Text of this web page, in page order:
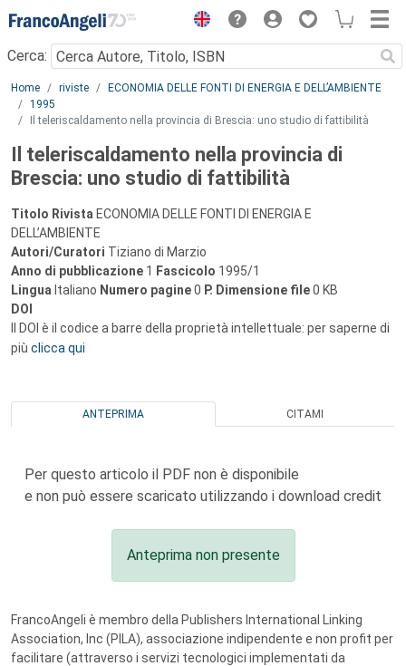
Menu
Cerca:
Main content
Home riviste
ECONOMIA DELLE FONTI DI ENERGIA E DELL’AMBIENTE
1995
Il teleriscaldamento nella provincia di Brescia: uno studio di fattibilità
Il teleriscaldamento nella provincia di
Brescia: uno studio di fattibilità
Titolo Rivista ECONOMIA DELLE FONTI DI ENERGIA E
DELL’AMBIENTE
Autori/Curatori Tiziano di Marzio
Anno di pubblicazione 1 Fascicolo 1995/1
Lingua Italiano Numero pagine0 P. Dimensione file0 KB
DOI
Il DOI è il codice a barre della proprietà intellettuale: per saperne di
più clicca qui
ANTEPRIMA CITAMI
Per questo articolo il PDF non è disponibile
e non può essere scaricato utilizzando i download credit
Anteprima non presente
FrancoAngeli è membro della Publishers International Linking
Association, Inc (PILA), associazione indipendente e non profit per
facilitare (attraverso i servizi tecnologici implementati da